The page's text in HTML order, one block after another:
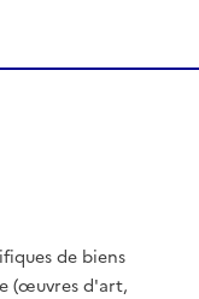
de biens
(œuvres d'art,